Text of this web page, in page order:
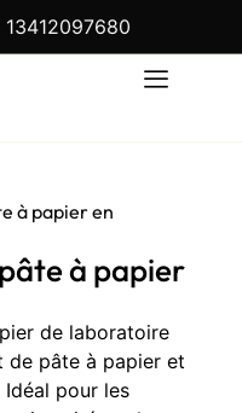
à papier en
à papier
de laboratoire
de pâte à papier et
pour les